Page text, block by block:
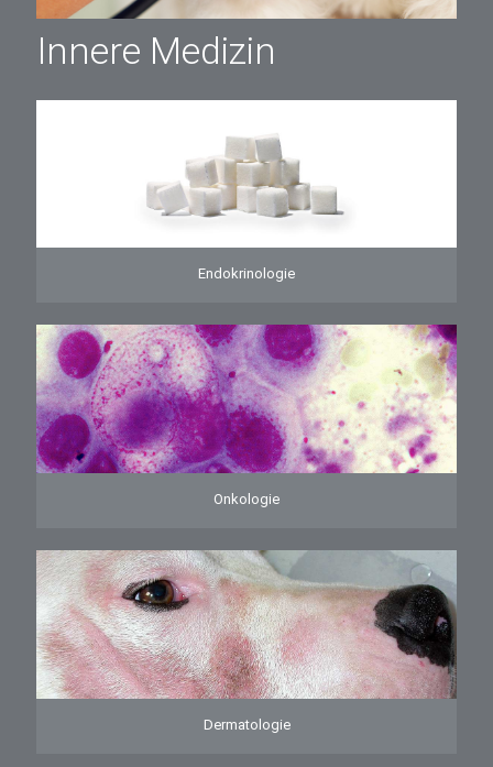
Innere Medizin
Endokrinologie
Onkologie
Dermatologie